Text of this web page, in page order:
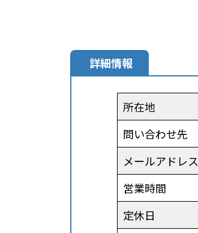
詳細情報
所在地
問い合わせ先
メールアドレス
営業時間
定休日